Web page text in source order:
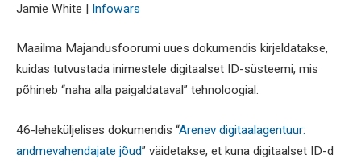
Jamie White | Infowars
Maailma Majandusfoorumi uues dokumendis kirjeldatakse,
kuidas tutvustada inimestele digitaalset ID-süsteemi, mis
põhineb “naha alla paigaldataval” tehnoloogial.
46-leheküljelises dokumendis “Arenev digitaalagentuur:
andmevahendajate jõud” väidetakse, et kuna digitaalset ID-d